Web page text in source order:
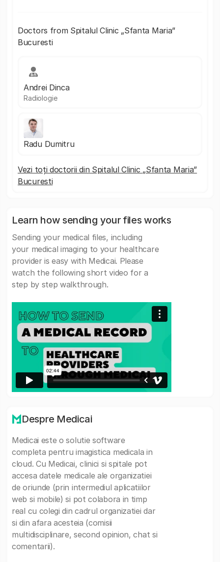
Doctors from Spitalul Clinic „Sfanta Maria”
Bucuresti
Andrei Dinca
Radiologie
Radu Dumitru
Vezi toți doctorii din Spitalul Clinic „Sfanta Maria”
Bucuresti
Learn how sending your files works
Sending your medical files, including
your medical imaging to your healthcare
provider is easy with Medicai. Please
watch the following short video for a
step by step walkthrough.
Despre Medicai
Medicai este o solutie software
completa pentru imagistica medicala in
cloud. Cu Medicai, clinici si spitale pot
accesa datele medicale ale organizatiei
de oriunde (prin intermediul aplicatiilor
web si mobile) si pot colabora in timp
real cu colegi din cadrul organizatiei dar
si din afara acesteia (comisii
multidisciplinare, second opinion, chat si
comentarii).